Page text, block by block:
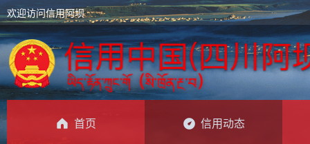
欢迎访问信用阿坝
首页 信用动态